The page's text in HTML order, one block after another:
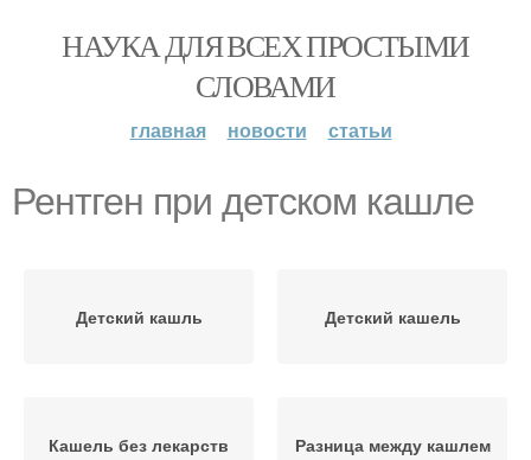
НАУКА ДЛЯ ВСЕХ ПРОСТЫМИ
СЛОВАМИ
главная новости статьи
Рентген при детском кашле
Детский кашль Детский кашель
Кашель без лекарств Разница между кашлем